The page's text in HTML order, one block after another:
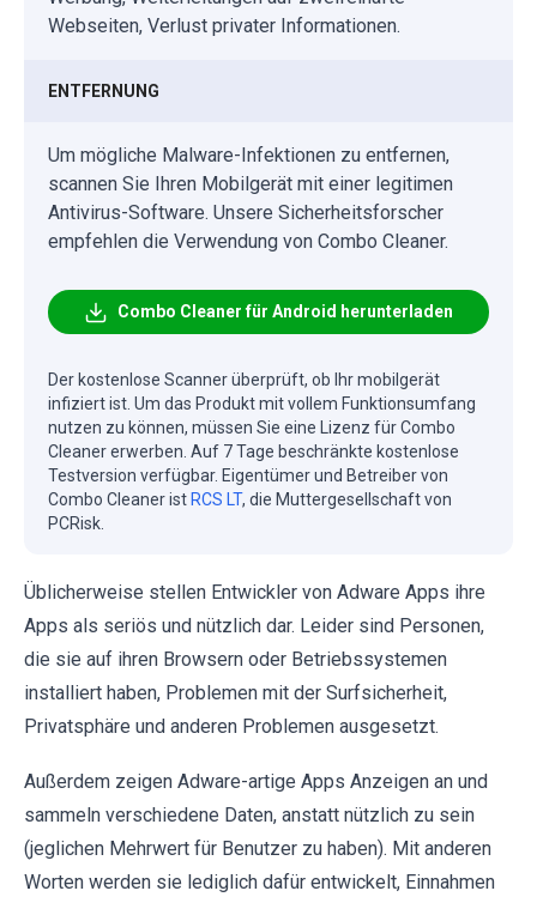
Webseiten, Verlust privater Informationen.
ENTFERNUNG
Um mögliche Malware-Infektionen zu entfernen,
scannen Sie Ihren Mobilgerät mit einer legitimen
Antivirus-Software. Unsere Sicherheitsforscher
empfehlen die Verwendung von Combo Cleaner.
Combo Cleaner für Android herunterladen
Der kostenlose Scanner überprüft, ob Ihr mobilgerät
infiziert ist. Um das Produkt mit vollem Funktionsumfang
nutzen zu können, müssen Sie eine Lizenz für Combo
Cleaner erwerben. Auf 7 Tage beschränkte kostenlose
Testversion verfügbar. Eigentümer und Betreiber von
Combo Cleaner ist RCS LT, die Muttergesellschaft von
PCRisk.
Üblicherweise stellen Entwickler von Adware Apps ihre
Apps als seriös und nützlich dar. Leider sind Personen,
die sie auf ihren Browsern oder Betriebssystemen
installiert haben, Problemen mit der Surfsicherheit,
Privatsphäre und anderen Problemen ausgesetzt.
Außerdem zeigen Adware-artige Apps Anzeigen an und
sammeln verschiedene Daten, anstatt nützlich zu sein
(jeglichen Mehrwert für Benutzer zu haben). Mit anderen
Worten werden sie lediglich dafür entwickelt, Einnahmen